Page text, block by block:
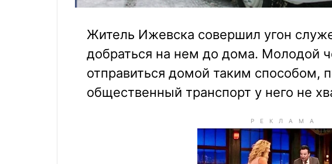
Житель Ижевска совершил угон
добраться на нем до дома. Молодой
отправиться домой таким способом,
общественный транспорт у него не